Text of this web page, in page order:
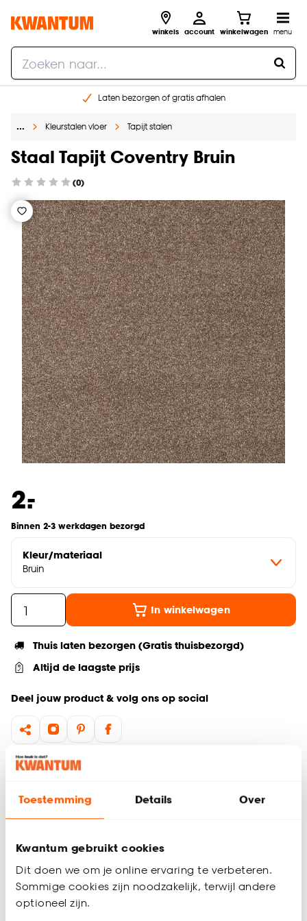
Toestemming Details Over
Kwantum gebruikt cookies
Dit doen we om je online ervaring te verbeteren.
Sommige cookies zijn noodzakelijk, terwijl andere
optioneel zijn.
winkels account winkelwagen menu
Laten bezorgen of gratis afhalen
Gratis raam advies en opmeten aan huis
… Kleurstalen vloer Tapijt stalen
Staal Tapijt Coventry Bruin
(0)
2.
-
Binnen 2-3 werkdagen bezorgd
Kleur/materiaal
Bruin
In winkelwagen
Thuis laten bezorgen (Gratis thuisbezorgd)
Altijd de laagste prijs
Deel jouw product & volg ons op social
Hulp nodig? Wij regelen het voor je!
Ga terug naar het hoofdproduct
Productomschrijving
Wil je zeker weten dat deze vloer bij de rest van jouw
interieur past? Bestel vrijblijvend één of meerdere kleurstalen
en bekijk of vergelijk eenvoudig welke vloer jouw favoriet is.
Zo ben je 100% zeker van de juiste keuze. De kleurstalen